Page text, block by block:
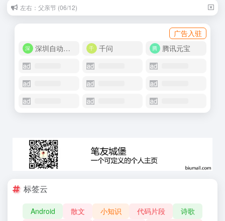
左右：父亲节 (06/12)
广告入驻
深圳自动化商城
千问 腾讯元宝
标签云
Android 散文 小知识 代码片段
诗歌